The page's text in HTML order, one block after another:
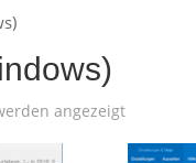
angezeigt